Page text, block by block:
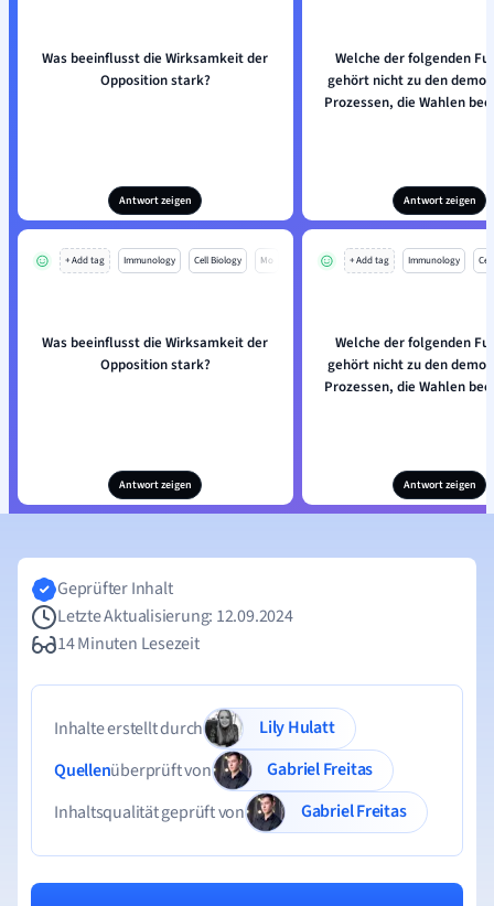
Was beeinflusst die Wirksamkeit der
Opposition stark?
Antwort zeigen
Welche der folgenden
gehört nicht zu den
Prozessen, die Wahlen
Antwort zeigen
+ Add tag Immunology Cell Biology Mo
Was beeinflusst die Wirksamkeit der
Opposition stark?
Antwort zeigen
+ Add tag Immunology
Welche der folgenden
gehört nicht zu den
Prozessen, die Wahlen
Antwort zeigen
Geprüfter Inhalt
Letzte Aktualisierung: 12.09.2024
14 Minuten Lesezeit
Inhalte erstellt durch
Lily Hulatt
Quellenüberprüft von
Gabriel Freitas
Inhaltsqualität geprüft von
Gabriel Freitas